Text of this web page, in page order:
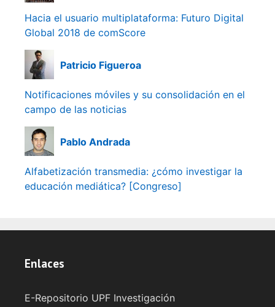
Hacia el usuario multiplataforma: Futuro Digital
Global 2018 de comScore
Patricio Figueroa
Notificaciones móviles y su consolidación en el
campo de las noticias
Pablo Andrada
Alfabetización transmedia: ¿cómo investigar la
educación mediática? [Congreso]
Enlaces
E-Repositorio UPF Investigación